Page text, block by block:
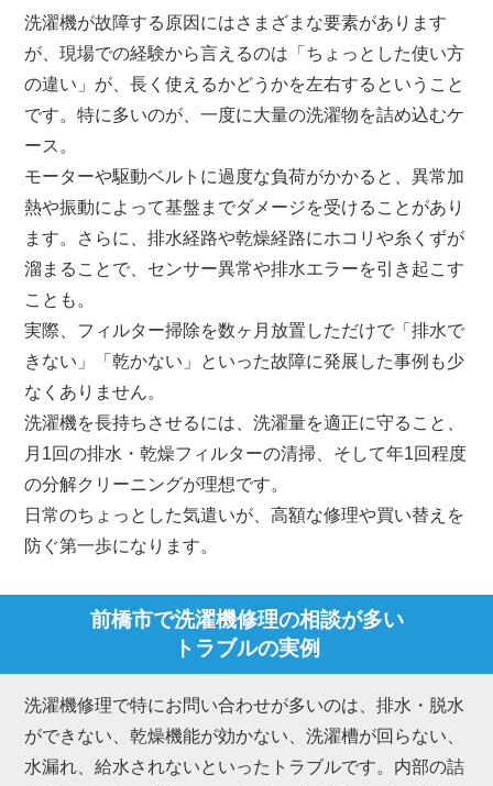
洗濯機が故障する原因にはさまざまな要素があります
が、現場での経験から言えるのは「ちょっとした使い方
の違い」が、長く使えるかどうかを左右するということ
です。特に多いのが、一度に大量の洗濯物を詰め込むケ
ース。
モーターや駆動ベルトに過度な負荷がかかると、異常加
熱や振動によって基盤までダメージを受けることがあり
ます。さらに、排水経路や乾燥経路にホコリや糸くずが
溜まることで、センサー異常や排水エラーを引き起こす
ことも。
実際、フィルター掃除を数ヶ月放置しただけで「排水で
きない」「乾かない」といった故障に発展した事例も少
なくありません。
洗濯機を長持ちさせるには、洗濯量を適正に守ること、
月1回の排水・乾燥フィルターの清掃、そして年1回程度
の分解クリーニングが理想です。
日常のちょっとした気遣いが、高額な修理や買い替えを
防ぐ第一歩になります。
前橋市で洗濯機修理の相談が多い
トラブルの実例
洗濯機修理で特にお問い合わせが多いのは、排水・脱水
ができない、乾燥機能が効かない、洗濯槽が回らない、
水漏れ、給水されないといったトラブルです。内部の詰